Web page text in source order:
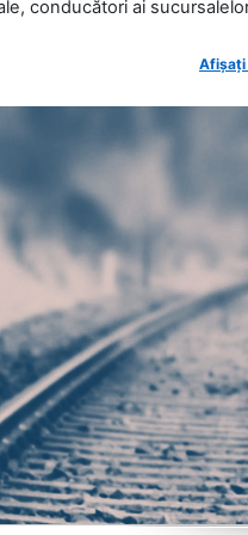
conducători ai
Afișați